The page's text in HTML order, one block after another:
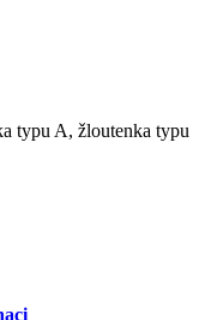
typu A, žloutenka typu